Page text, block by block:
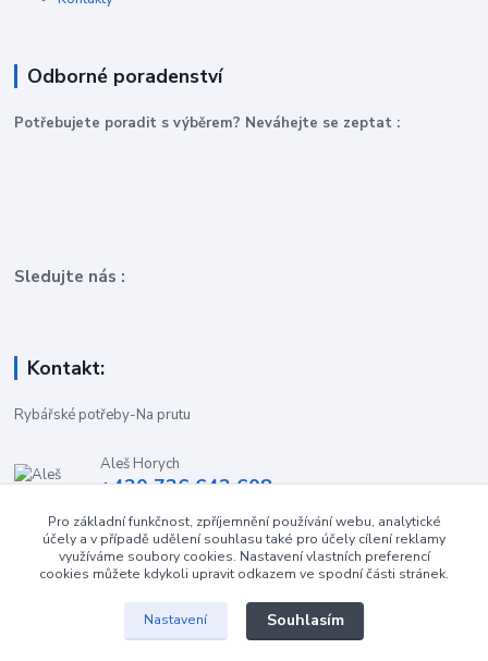
Odborné poradenství
Potřebujete poradit s výběrem? Neváhejte se zeptat :
Sledujte nás :
Kontakt:
Rybářské potřeby-Na prutu
Aleš Horych
+420 736 642 608
obchod-naprutu@seznam.cz
Pro základní funkčnost, zpříjemnění používání webu, analytické
účely a v případě udělení souhlasu také pro účely cílení reklamy
využíváme soubory cookies. Nastavení vlastních preferencí
cookies můžete kdykoli upravit odkazem ve spodní části stránek.
Nastavení Souhlasím